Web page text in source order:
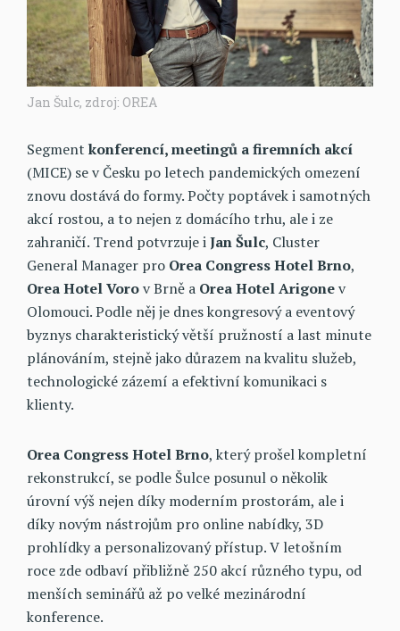
Jan Šulc, zdroj: OREA
Segment konferencí, meetingů a firemních akcí
(MICE) se v Česku po letech pandemických omezení
znovu dostává do formy. Počty poptávek i samotných
akcí rostou, a to nejen z domácího trhu, ale i ze
zahraničí. Trend potvrzuje iJan Šulc, Cluster
General Manager pro Orea Congress Hotel Brno,
Orea Hotel Vorov Brně a Orea Hotel Arigonev
Olomouci. Podle něj je dnes kongresový a eventový
byznys charakteristický větší pružností a last minute
plánováním, stejně jako důrazem na kvalitu služeb,
technologické zázemí a efektivní komunikaci s
klienty.
Orea Congress Hotel Brno, který prošel kompletní
rekonstrukcí, se podle Šulce posunul o několik
úrovní výš nejen díky moderním prostorám, ale i
díky novým nástrojům pro online nabídky, 3D
prohlídky a personalizovaný přístup. V letošním
roce zde odbaví přibližně 250 akcí různého typu, od
menších seminářů až po velké mezinárodní
konference.